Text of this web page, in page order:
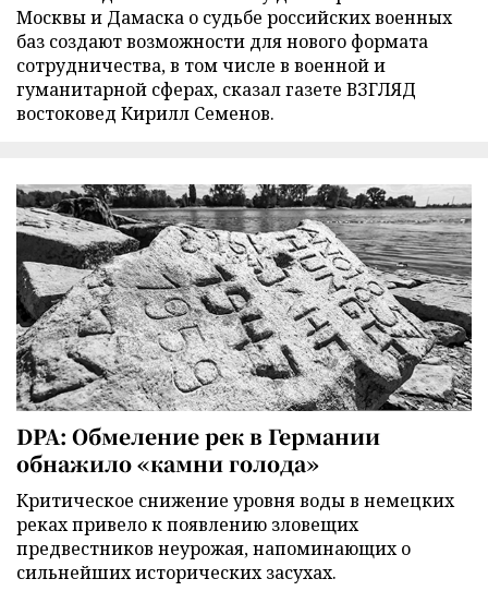
Москвы и Дамаска о судьбе российских военных
баз создают возможности для нового формата
сотрудничества, в том числе в военной и
гуманитарной сферах, сказал газете ВЗГЛЯД
востоковед Кирилл Семенов.
DPA: Обмеление рек в Германии
обнажило «камни голода»
Критическое снижение уровня воды в немецких
реках привело к появлению зловещих
предвестников неурожая, напоминающих о
сильнейших исторических засухах.